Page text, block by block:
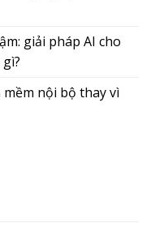
giải pháp AI cho
nội bộ thay vì